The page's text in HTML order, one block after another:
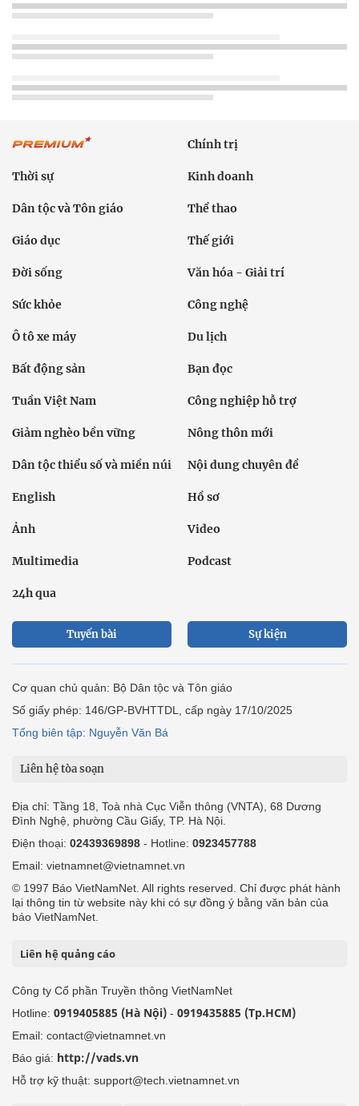
Chính trị
Thời sự Kinh doanh
Dân tộc và Tôn giáo Thể thao
Giáo dục Thế giới
Đời sống Văn hóa - Giải trí
Sức khỏe Công nghệ
Ô tô xe máy Du lịch
Bất động sản Bạn đọc
Tuần Việt Nam Công nghiệp hỗ trợ
Giảm nghèo bền vững Nông thôn mới
Dân tộc thiểu số và miền núi Nội dung chuyên đề
English Hồ sơ
Ảnh Video
Multimedia Podcast
24h qua
Tuyến bài Sự kiện
Cơ quan chủ quản: Bộ Dân tộc và Tôn giáo
Số giấy phép: 146/GP-BVHTTDL, cấp ngày 17/10/2025
Tổng biên tập: Nguyễn Văn Bá
Liên hệ tòa soạn
Địa chỉ: Tầng 18, Toà nhà Cục Viễn thông (VNTA), 68 Dương
Đình Nghệ, phường Cầu Giấy, TP. Hà Nội.
Điện thoại: 02439369898 - Hotline: 0923457788
Email: vietnamnet@vietnamnet.vn
© 1997 Báo VietNamNet. All rights reserved. Chỉ được phát hành
lại thông tin từ website này khi có sự đồng ý bằng văn bản của
báo VietNamNet.
Liên hệ quảng cáo
Công ty Cổ phần Truyền thông VietNamNet
Hotline: 0919405885 (Hà Nội) - 0919435885 (Tp.HCM)
Email: contact@vietnamnet.vn
Báo giá: http://vads.vn
Hỗ trợ kỹ thuật: support@tech.vietnamnet.vn